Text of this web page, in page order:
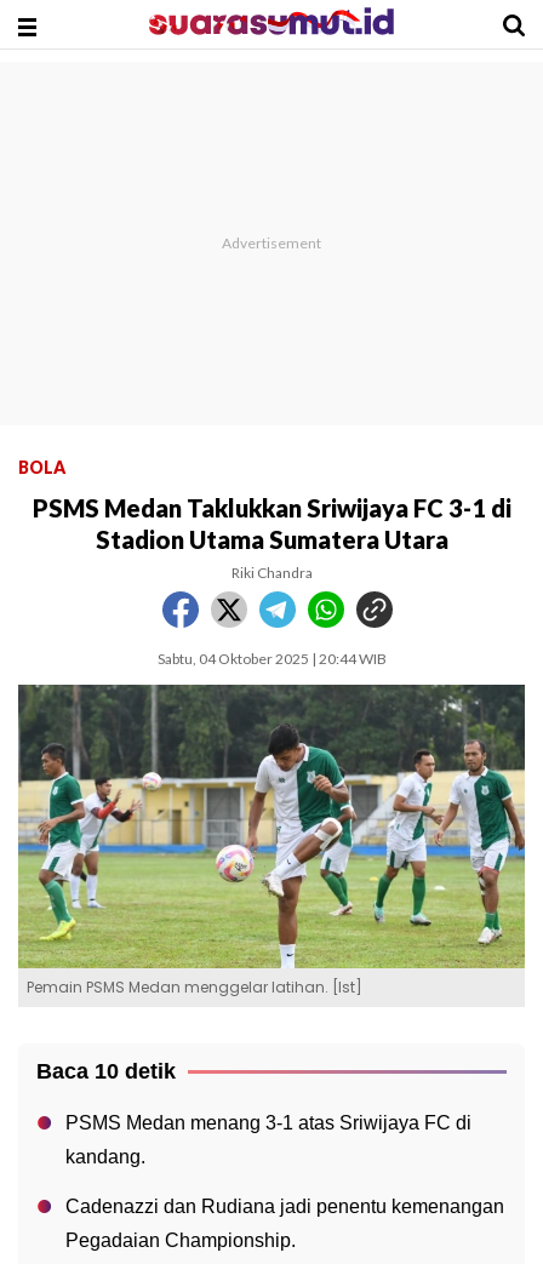
BOLA
PSMS Medan Taklukkan Sriwijaya FC 3-1 di
Stadion Utama Sumatera Utara
Riki Chandra
Sabtu, 04 Oktober 2025 | 20:44 WIB
Pemain PSMS Medan menggelar latihan. [Ist]
Baca 10 detik
PSMS Medan menang 3-1 atas Sriwijaya FC di
kandang.
Cadenazzi dan Rudiana jadi penentu kemenangan
Pegadaian Championship.